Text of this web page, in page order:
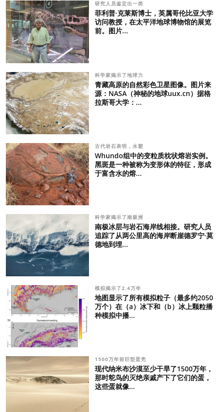
研究人员鉴定出一类
菲利普·克莱斯博士，英属哥伦比亚大学
访问教授，在太平洋地球博物馆的展览
前。图片...
科学家揭示了地球力
青藏高原的自然彩色卫星图像。图片来
源：NASA（神秘的地球uux.cn）据格
拉斯哥大学：...
古代岩石表明，水塑
Whundo组中的变粒质枕状熔岩实例。
黑斑是一种被称为变形体的特征，形成
于富含水的熔...
科学家揭示了南极洲
南极冰层与岩石海岸线相接。研究人员
追踪了从两公里高的海岸断崖德罗宁·莫
德地到埋...
模拟揭示了2.4万年
地图显示了所有模拟粒子（最多约2050
万个）在（a）冰下和（b）冰上颗粒播
种模拟中播...
1500万年前巨型蛋壳
现代纳米布沙漠至少干旱了1500万年，
那时鸵鸟的灭绝亲戚产下了它们的蛋，
这些蛋就像...